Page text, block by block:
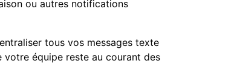
ou autres notifications
tous vos messages texte
votre équipe reste au courant des